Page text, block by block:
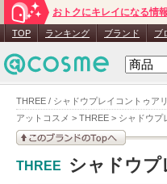
THREE / シャドウプレイコントゥア
アットコスメ > THREE > シャドウプ
おトクにキレイになる情
TOP ランキング ブランド ブ
このブランドの情報を
THREE シャドウプ